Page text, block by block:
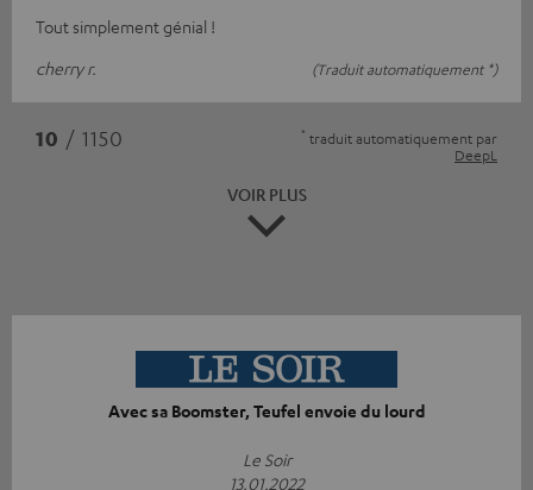
Tout simplement génial !
cherry r.
(Traduit automatiquement *)
10 / 1150 * traduit automatiquement par
DeepL
VOIR PLUS
Avec sa Boomster, Teufel envoie du lourd
Le Soir
13.01.2022